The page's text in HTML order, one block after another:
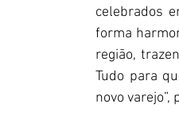
celebrados
forma
região,
Tudo para
novo